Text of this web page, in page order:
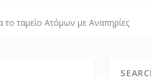
ταμείο Ατόμων με Αναπηρίες